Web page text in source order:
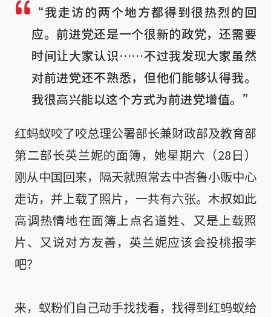
“我走访的两个地方都得到很热烈的回
应。前进党还是一个很新的政党，还需要
时间让大家认识……不过我发现大家虽然
对前进党还不熟悉，但他们能够认得我。
我很高兴能以这个方式为前进党增值。”
红蚂蚁咬了咬总理公署部长兼财政部及教育部
第二部长英兰妮的面簿，她星期六（28日）
刚从中国回来，隔天就照常去中峇鲁小贩中心
走访，并上载了照片，一共有六张。木叔如此
高调热情地在面簿上点名道姓、又是上载照
片、又说对方友善，英兰妮应该会投桃报李
吧？
来，蚁粉们自己动手找找看，找得到红蚂蚁给